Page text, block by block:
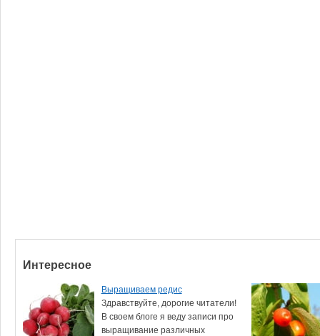
Интересное
Выращиваем редис
Здравствуйте, дорогие читатели!
В своем блоге я веду записи про
выращивание различных